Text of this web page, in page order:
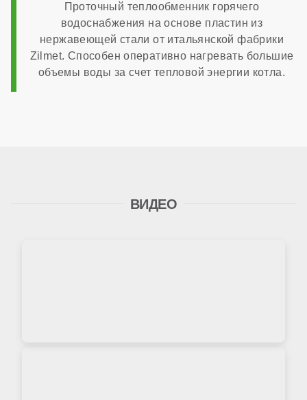
Проточный теплообменник горячего
водоснабжения на основе пластин из
нержавеющей стали от итальянской фабрики
Zilmet. Способен оперативно нагревать большие
объемы воды за счет тепловой энергии котла.
ВИДЕО